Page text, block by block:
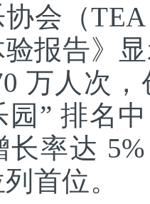
会（
报告》
万人次
园” 排名
长率达
首位。